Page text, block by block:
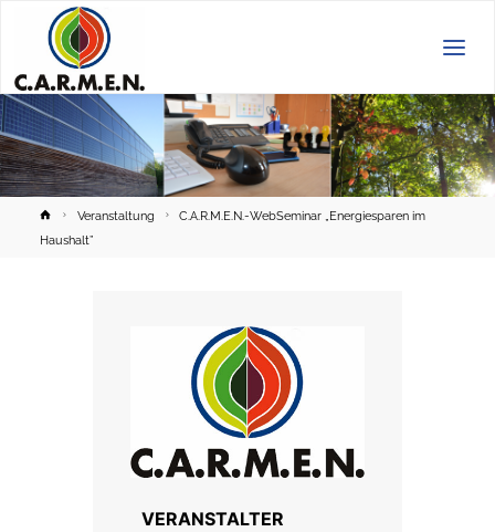
HomeVeranstaltung
C.A.R.M.E.N.-WebSeminar „Energiesparen im
Haushalt”
VERANSTALTER